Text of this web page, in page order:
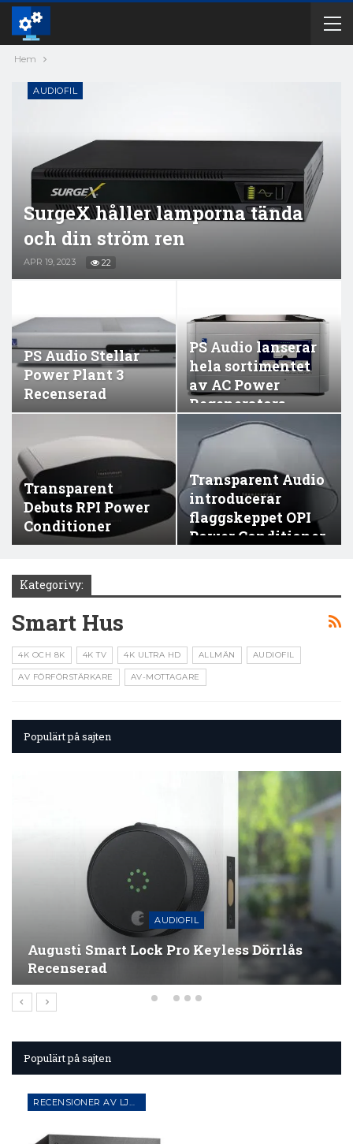
Hem
AUDIOFIL
SurgeX håller lamporna tända
och din ström ren
APR 19, 2023 22
PS Audio Stellar
Power Plant 3
Recenserad
PS Audio lanserar
hela sortimentet
av AC Power
Regenerators
Transparent
Debuts RPI Power
Conditioner
Transparent Audio
introducerar
flaggskeppet OPI
Power Conditioner
Kategorivy:
Smart Hus
4K OCH 8K 4K TV 4K ULTRA HD ALLMÄN AUDIOFIL
AV FÖRFÖRSTÄRKARE AV-MOTTAGARE
Populärt på sajten
Dörrlås
NYHETER
Roku Lägger Till
Populärt på sajten